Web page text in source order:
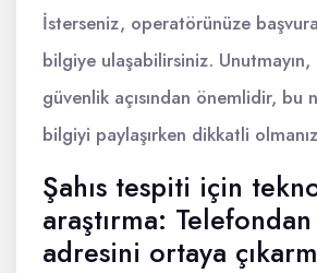
İsterseniz, operatörünüze
bilgiye ulaşabilirsiniz. Unutmayın,
güvenlik açısından önemlidir, bu
bilgiyi paylaşırken dikkatli
Şahıs tespiti için
araştırma:
adresini ortaya